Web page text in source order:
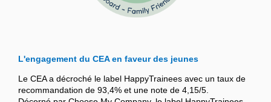
L'engagement du CEA en faveur des jeunes
Le CEA a décroché le label HappyTrainees avec un taux de
recommandation de 93,4% et une note de 4,15/5.